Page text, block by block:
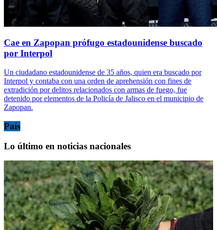
Cae en Zapopan prófugo estadounidense buscado
por Interpol
Un ciudadano estadounidense de 35 años, quien era buscado por
Interpol y contaba con una orden de aprehensión con fines de
extradición por delitos relacionados con armas de fuego, fue
detenido por elementos de la Policía de Jalisco en el municipio de
Zapopan.
País
Lo último en noticias nacionales